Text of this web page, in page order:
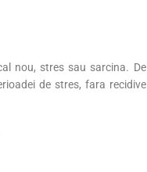
nou, stres sau sarcina. De
de stres, fara recidive